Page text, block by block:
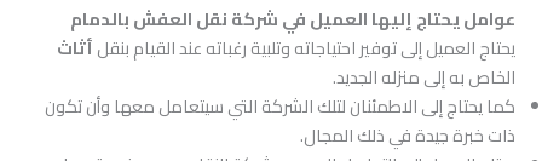
عوامل يحتاج إليها العميل في شركة نقل العفش بالدمام
يحتاج العميل إلى توفير احتياجاته وتلبية رغباته عند القيام بنقلأثاث
الخاص به إلى منزله الجديد.
كما يحتاج إلى الاطمئنان لتلك الشركة التي سيتعامل معها وأن تكون
ذات خبرة جيدة في ذلك المجال.